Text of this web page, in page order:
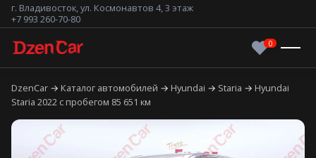
г. Владивосток, ул. Космонавтов 4, 3 этаж
+7 993 260-70-80
DzenCar Каталог автомобилей Hyundai Staria
Hyundai
Staria 2022 с пробегом 85 651 км